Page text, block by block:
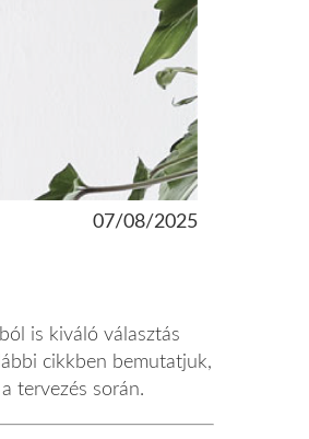
07/08/2025
is kiváló választás
cikkben bemutatjuk,
tervezés során.